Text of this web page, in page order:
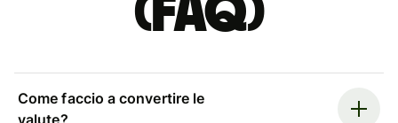
(FAQ)
Come faccio a convertire le